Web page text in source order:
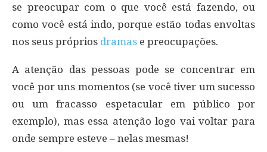
se preocupar com o que você está fazendo, ou
como você está indo, porque estão todas envoltas
nos seus próprios dramas e preocupações.
A atenção das pessoas pode se concentrar em
você por uns momentos (se você tiver um sucesso
ou um fracasso espetacular em público por
exemplo), mas essa atenção logo vai voltar para
onde sempre esteve – nelas mesmas!